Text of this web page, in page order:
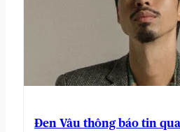
Đen Vâu thông báo tin